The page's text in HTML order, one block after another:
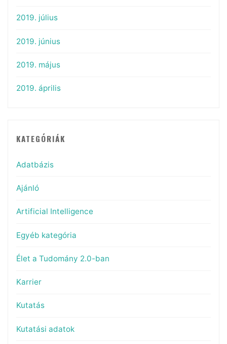
2019. július
2019. június
2019. május
2019. április
KATEGÓRIÁK
Adatbázis
Ajánló
Artificial Intelligence
Egyéb kategória
Élet a Tudomány 2.0-ban
Karrier
Kutatás
Kutatási adatok